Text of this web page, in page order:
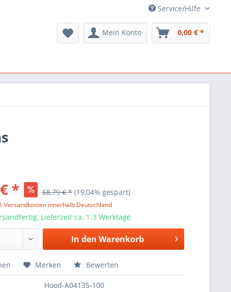
Service/Hilfe
Mein Konto 0,00 € *
*
68,79 € * (19,04% gespart)
Versandkosten innerhalb Deutschland
Lieferzeit ca. 1-3 Werktage
In den Warenkorb
Merken Bewerten
Hood-A04135-100